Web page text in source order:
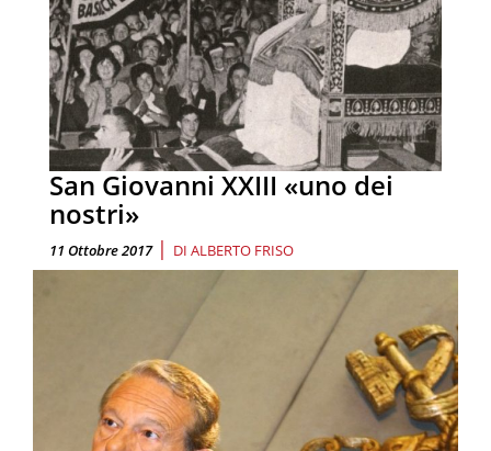
San Giovanni XXIII «uno dei
nostri»
11 Ottobre 2017 | DI ALBERTO FRISO